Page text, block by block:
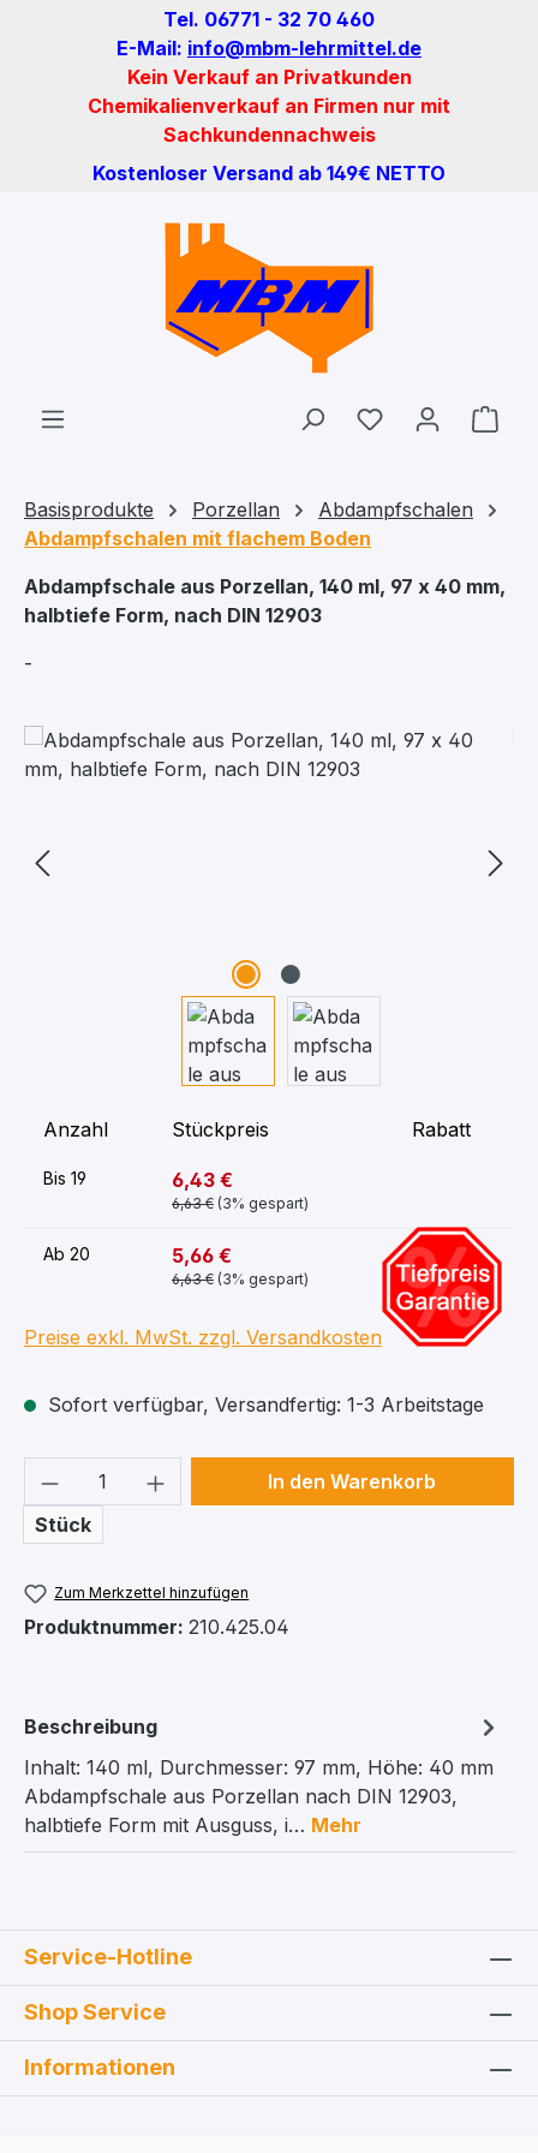
Zum Hauptinhalt springenTel. 06771 - 32 70 460
E-Mail: info@mbm-lehrmittel.de
Kein Verkauf an Privatkunden
Chemikalienverkauf an Firmen nur mit
Sachkundennachweis
Kostenloser Versand ab 149€ NETTO
Du hast 0
Basisprodukte Porzellan
Abdampfschalen
Abdampfschalen mit flachem Boden
Abdampfschale aus Porzellan, 140 ml, 97 x 40 mm,
halbtiefe Form, nach DIN 12903
-
Bildergalerie überspringen
Anzahl Stückpreis Rabatt
Bis 19 6,43 €
6,63 € (3% gespart)
Ab 20 5,66 €
6,63 € (3% gespart)
-12%
Preise exkl. MwSt. zzgl. Versandkosten
Sofort verfügbar, Versandfertig: 1-3 Arbeitstage
Produkt Anzahl: Gib den
Stück
In den Warenkorb
Zum Merkzettel hinzufügen
Produktnummer: 210.425.04
Beschreibung
Inhalt: 140 ml, Durchmesser: 97 mm, Höhe: 40 mm
Abdampfschale aus Porzellan nach DIN 12903,
halbtiefe Form mit Ausguss, i… Mehr
Service-Hotline
Shop Service
Informationen